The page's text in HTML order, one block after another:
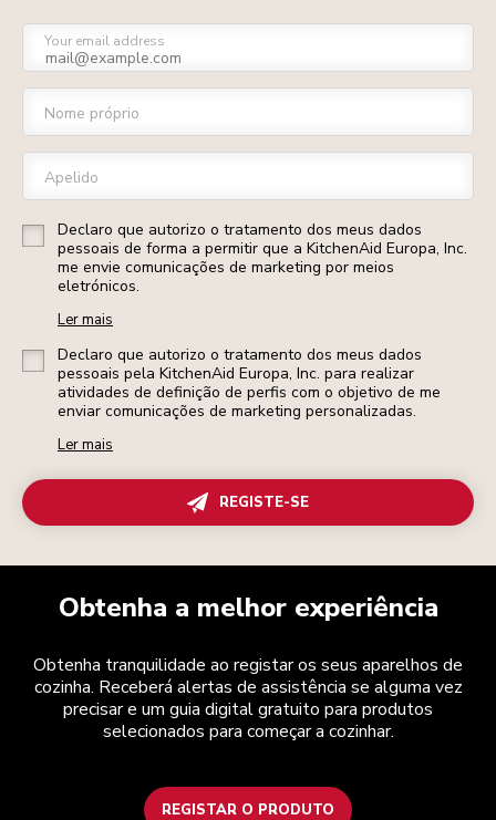
Your email address
Nome próprio
Apelido
Declaro que autorizo o tratamento dos meus dados
pessoais de forma a permitir que a KitchenAid Europa, Inc.
me envie comunicações de marketing por meios
eletrónicos.
Ler mais
Declaro que autorizo o tratamento dos meus dados
pessoais pela KitchenAid Europa, Inc. para realizar
atividades de definição de perfis com o objetivo de me
enviar comunicações de marketing personalizadas.
Ler mais
REGISTE-SE
Obtenha a melhor experiência
Obtenha tranquilidade ao registar os seus aparelhos de
cozinha. Receberá alertas de assistência se alguma vez
precisar e um guia digital gratuito para produtos
selecionados para começar a cozinhar.
REGISTAR O PRODUTO